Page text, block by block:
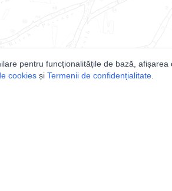
pentru funcționalitățile de bază,
cookies și Termenii de confidențialitate